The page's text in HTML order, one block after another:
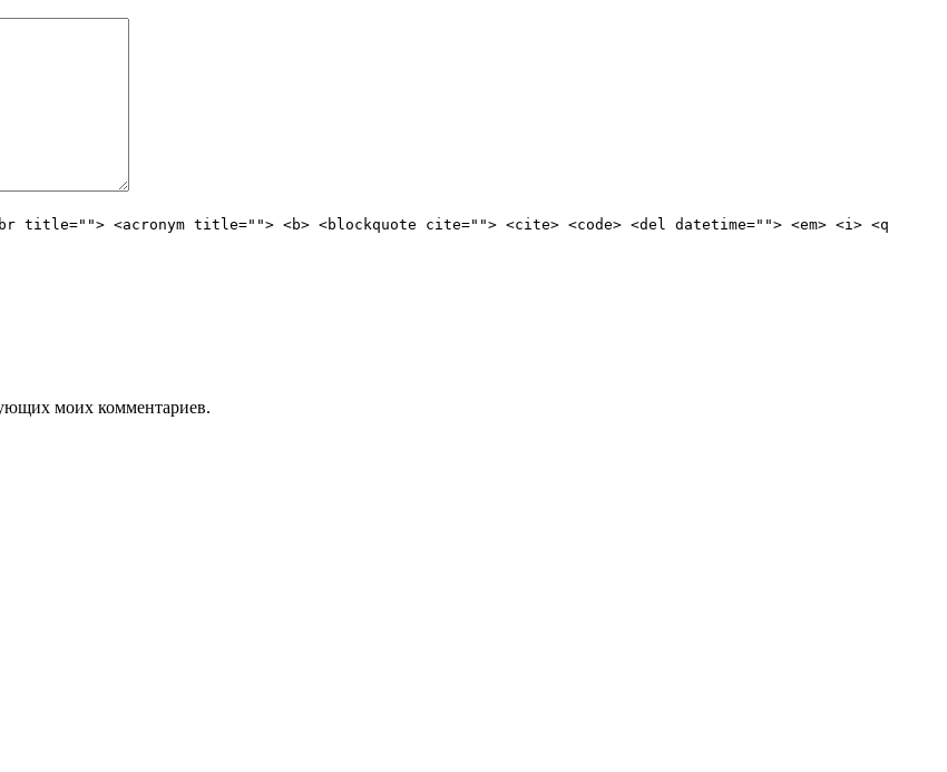
title=""> <acronym title=""> <b> <blockquote cite=""> <cite> <code> <del datetime=""> <em> <i> <q
моих комментариев.